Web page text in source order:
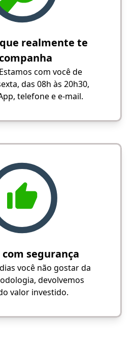
realmente te
com você de
das 08h às 20h30,
telefone e e-mail.
com segurança
você não gostar da
devolvemos
valor investido.